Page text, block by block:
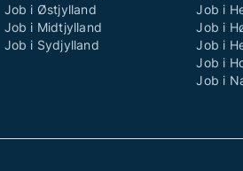
Job i Østjylland
Job i Midtjylland
Job i Sydjylland
Job i
Job i
Job i
Job i
Job i